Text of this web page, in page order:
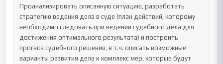
Проанализировать описанную ситуацию, разработать
стратегию ведения дела в суде (план действий, которому
необходимо следовать при ведении судебного дела для
достижения оптимального результата) и построить
прогноз судебного решения, в т.ч. описать возможные
варианты развития дела и комплекс мер, которые будут